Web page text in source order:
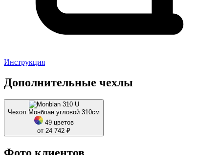
Инструкция
Дополнительные чехлы
Чехол Монблан угловой 310см
49 цветов
от 24 742 ₽